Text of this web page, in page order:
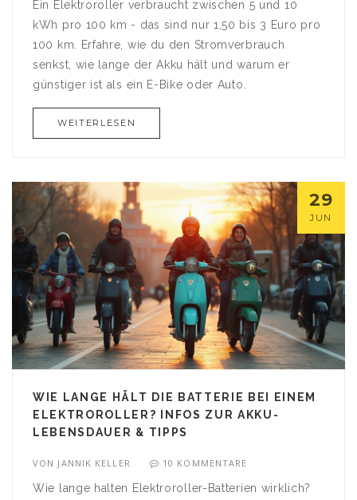
Ein Elektroroller verbraucht zwischen 5 und 10
kWh pro 100 km - das sind nur 1,50 bis 3 Euro pro
100 km. Erfahre, wie du den Stromverbrauch
senkst, wie lange der Akku hält und warum er
günstiger ist als ein E-Bike oder Auto.
WEITERLESEN
29
JUN
WIE LANGE HÄLT DIE BATTERIE BEI EINEM
ELEKTROROLLER? INFOS ZUR AKKU-
LEBENSDAUER & TIPPS
VON JANNIK KELLER 10 KOMMENTARE
Wie lange halten Elektroroller-Batterien wirklich?